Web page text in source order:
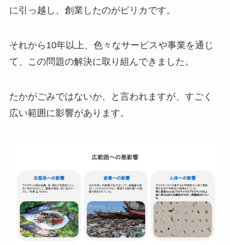
に引っ越し、創業したのがピリカです。
それから10年以上、色々なサービスや事業を通じ
て、この問題の解決に取り組んできました。
たかがごみではないか、と言われますが、すごく
広い範囲に影響があります。